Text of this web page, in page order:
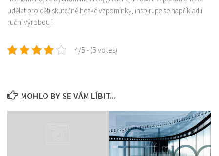
udělat pro děti skutečně hezké vzpomínky, inspirujte se například i
ruční výrobou !
4/5 - (5 votes)
MOHLO BY SE VÁM LÍBIT...